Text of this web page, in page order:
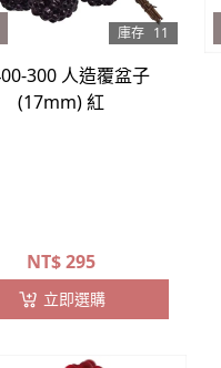
庫存 11
300 人造覆盆子
(17mm) 紅
NT$295
立即選購